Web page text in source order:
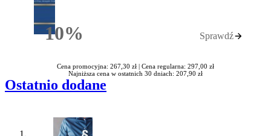
10%Rabatu Sprawdź
Cena promocyjna: 267,30 zł | Cena regularna: 297,00 zł
Najniższa cena w ostatnich 30 dniach: 207,90 zł
Ostatnio dodane